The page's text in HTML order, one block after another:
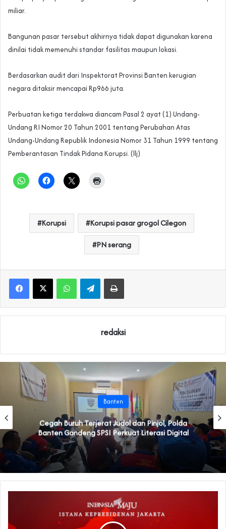
miliar.
Bangunan pasar tersebut akhirnya tidak dapat digunakan karena
dinilai tidak memenuhi standar fasilitas maupun lokasi.
Berdasarkan audit dari Inspektorat Provinsi Banten kerugian
negara ditaksir mencapai Rp966 juta.
Perbuatan ketiga terdakwa diancam Pasal 2 ayat (1) Undang-
Undang RI Nomor 20 Tahun 2001 tentang Perubahan Atas
Undang-Undang Republik Indonesia Nomor 31 Tahun 1999 tentang
Pemberantasan Tindak Pidana Korupsi. (llj)
Korupsi Korupsi pasar grogol Cilegon
PN serang
WhatsAppTelegramPrint
redaksi
Banten
Cegah Buruh Terjerat Judol dan Pinjol, Polda
Banten Gandeng SPSI Perkuat Literasi Digital